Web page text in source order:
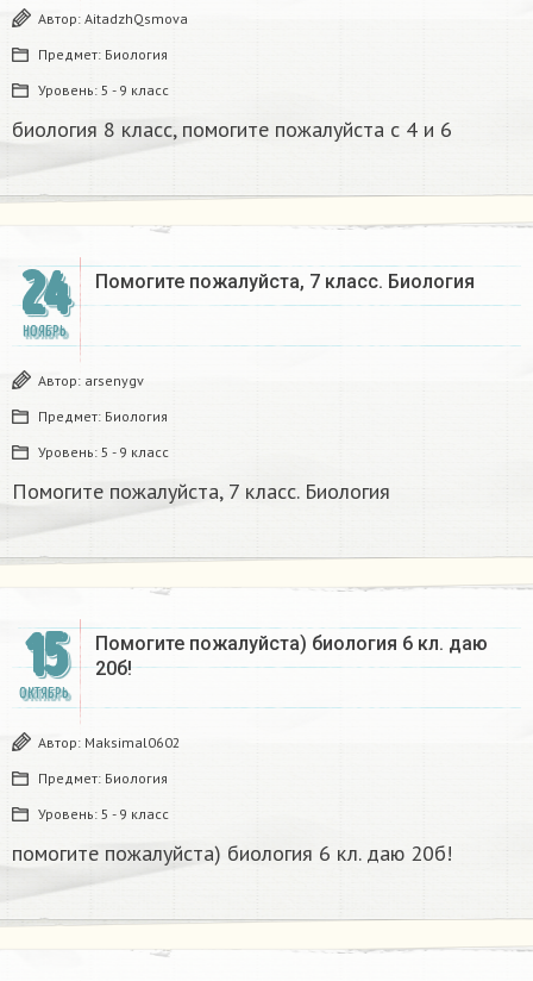
Автор: AitadzhQsmova
Предмет: Биология
Уровень: 5 - 9 класс
биология 8 класс, помогите пожалуйста с 4 и 6 ​
24
НОЯБРЬ
Помогите пожалуйста, 7 класс. Биология
Автор: arsenygv
Предмет: Биология
Уровень: 5 - 9 класс
Помогите пожалуйста, 7 класс. Биология
15
ОКТЯБРЬ
Помогите пожалуйста) биология 6 кл. даю
20б!
Автор: Maksimal0602
Предмет: Биология
Уровень: 5 - 9 класс
помогите пожалуйста) биология 6 кл. даю 20б!